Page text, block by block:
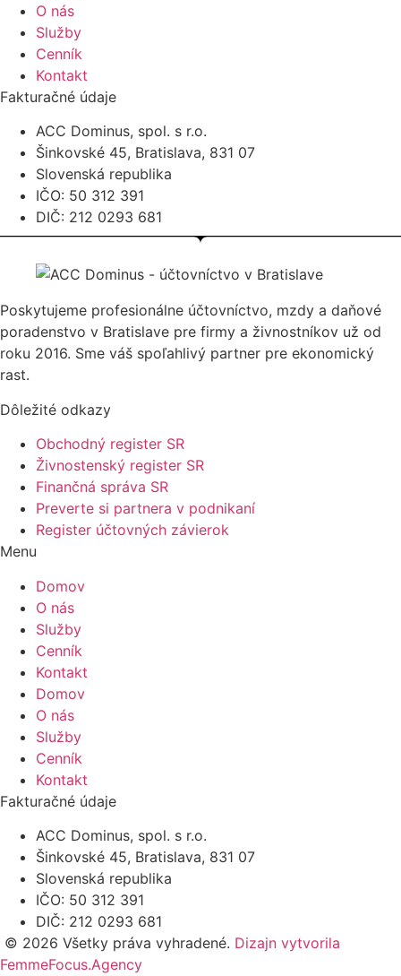
O nás
Služby
Cenník
Kontakt
Fakturačné údaje
ACC Dominus, spol. s r.o.
Šinkovské 45, Bratislava, 831 07
Slovenská republika
IČO: 50 312 391
DIČ: 212 0293 681
Poskytujeme profesionálne účtovníctvo, mzdy a daňové
poradenstvo v Bratislave pre firmy a živnostníkov už od
roku 2016. Sme váš spoľahlivý partner pre ekonomický
rast.
Dôležité odkazy
Obchodný register SR
Živnostenský register SR
Finančná správa SR
Preverte si partnera v podnikaní
Register účtovných závierok
Menu
Domov
O nás
Služby
Cenník
Kontakt
Domov
O nás
Služby
Cenník
Kontakt
Fakturačné údaje
ACC Dominus, spol. s r.o.
Šinkovské 45, Bratislava, 831 07
Slovenská republika
IČO: 50 312 391
DIČ: 212 0293 681
© 2026 Všetky práva vyhradené. Dizajn vytvorila
FemmeFocus.Agency